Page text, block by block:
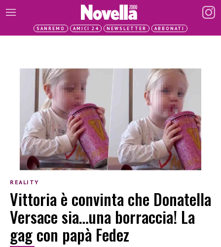
SANREMO AMICI 24 NEWSLETTER ABBONATI
REALITY
Vittoria è convinta che Donatella
Versace sia…una borraccia! La
gag con papà Fedez